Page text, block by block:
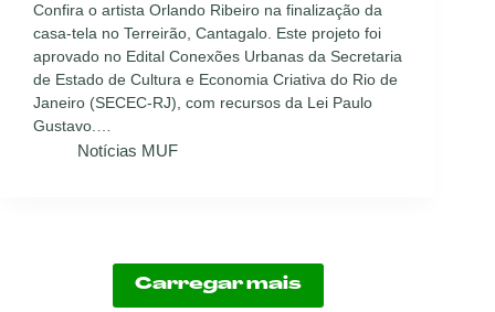
Confira o artista Orlando Ribeiro na finalização da
casa-tela no Terreirão, Cantagalo. Este projeto foi
aprovado no Edital Conexões Urbanas da Secretaria
de Estado de Cultura e Economia Criativa do Rio de
Janeiro (SECEC-RJ), com recursos da Lei Paulo
Gustavo.…
Notícias MUF
Carregar mais